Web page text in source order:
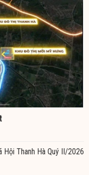
Hội Thanh Hà Quý II/2026